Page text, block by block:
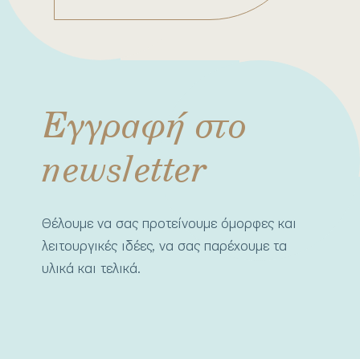
Εγγραφή στο
newsletter
Θέλουμε να σας προτείνουμε όμορφες και
λειτουργικές ιδέες, να σας παρέχουμε τα
υλικά και τελικά.